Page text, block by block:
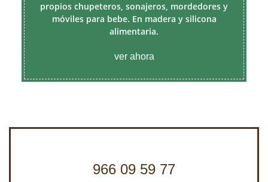
propios chupeteros, sonajeros, mordedores y
móviles para bebe. En madera y silicona
alimentaria.
ver ahora
966 09 59 77